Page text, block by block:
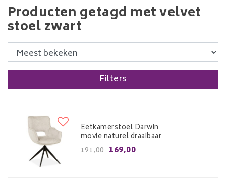
Producten getagd met velvet
stoel zwart
Filters
Eetkamerstoel Darwin
movie naturel draaibaar
191,00 169,00